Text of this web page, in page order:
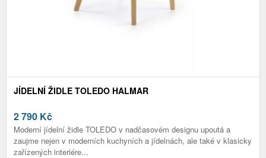
JÍDELNÍ ŽIDLE TOLEDO HALMAR
2 790 Kč
Moderní jídelní židle TOLEDO v nadčasovém designu upoutá a
zaujme nejen v moderních kuchyních a jídelnách, ale také v klasicky
zařízených interiére...